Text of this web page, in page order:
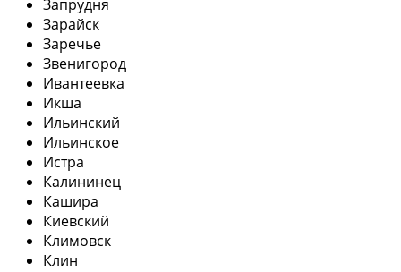
Запрудня
Зарайск
Заречье
Звенигород
Ивантеевка
Икша
Ильинский
Ильинское
Истра
Калининец
Кашира
Киевский
Климовск
Клин